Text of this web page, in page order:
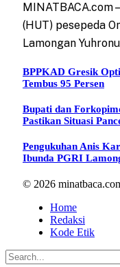
MINATBACA.com
(HUT) pesepeda
Lamongan
BPPKAD Gresik
Tembus 95 Persen
Bupati dan
Pastikan Situasi
Pengukuhan Anis
Ibunda PGRI
© 2026
Home
Redaksi
Kode Etik